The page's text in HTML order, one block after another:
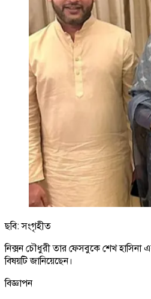
ছবি: সংগৃহীত
নিক্সন চৌধুরী তার ফেসবুকে শেখ হাসিনা
বিষয়টি জানিয়েছেন।
বিজ্ঞাপন